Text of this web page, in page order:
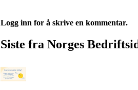
Logg inn for å skrive en kommentar.
Siste fra Norges